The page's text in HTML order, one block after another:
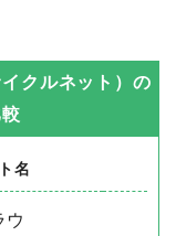
クルネット） の
名
ウ